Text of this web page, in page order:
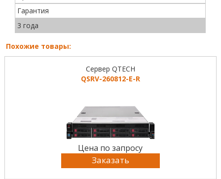
Гарантия
3 года
Похожие товары:
Сервер QTECH
QSRV-260812-E-R
Цена по запросу
Заказать